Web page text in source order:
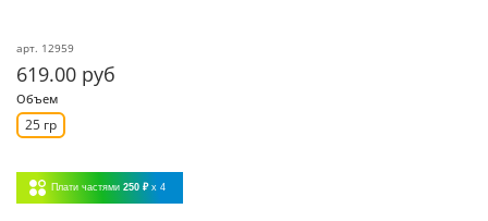
арт. 12959
619.00 руб
Объем
25 гр
Плати частями 250 ₽ x 4